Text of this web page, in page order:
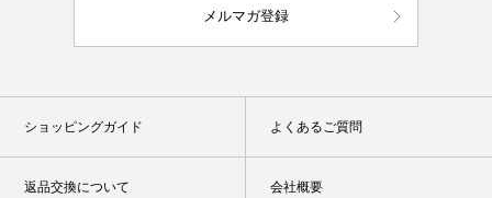
メルマガ登録
ショッピングガイド よくあるご質問
返品交換について 会社概要